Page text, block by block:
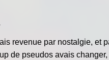
revenue par nostalgie, et
de pseudos avais